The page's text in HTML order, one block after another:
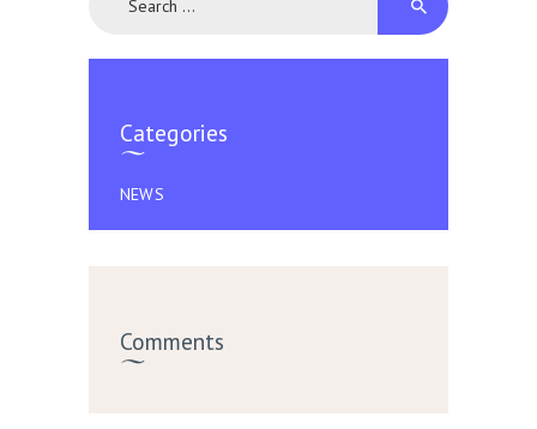
Categories
NEWS
Comments